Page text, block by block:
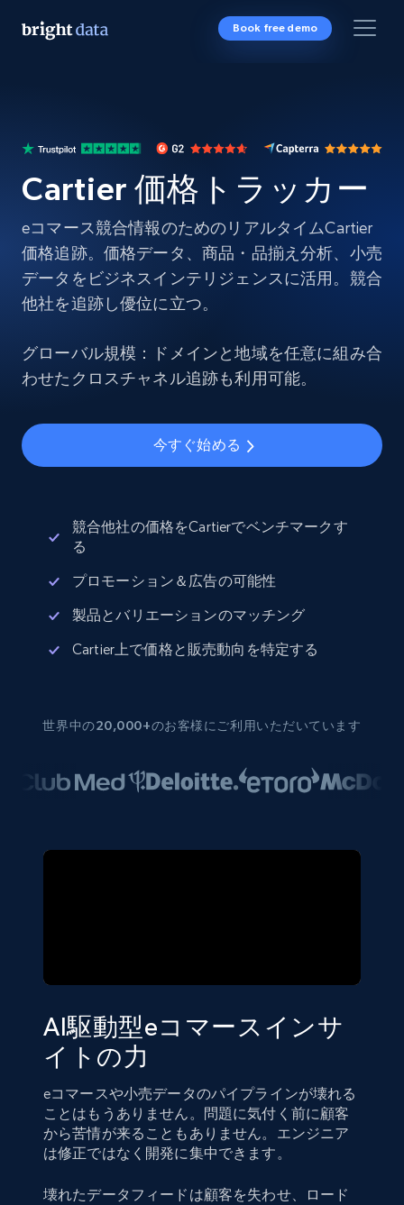
Book free demo
Cartier 価格トラッカー
eコマース競合情報のためのリアルタイムCartier
価格追跡。価格データ、商品・品揃え分析、小売
データをビジネスインテリジェンスに活用。競合
他社を追跡し優位に立つ。
グローバル規模：ドメインと地域を任意に組み合
わせたクロスチャネル追跡も利用可能。
今すぐ始める
競合他社の価格をCartierでベンチマークす
る
プロモーション＆広告の可能性
製品とバリエーションのマッチング
Cartier上で価格と販売動向を特定する
世界中の20,000+のお客様にご利用いただいています
AI駆動型eコマースインサ
イトの力
eコマースや小売データのパイプラインが壊れる
ことはもうありません。問題に気付く前に顧客
から苦情が来ることもありません。エンジニア
は修正ではなく開発に集中できます。
壊れたデータフィードは顧客を失わせ、ロード